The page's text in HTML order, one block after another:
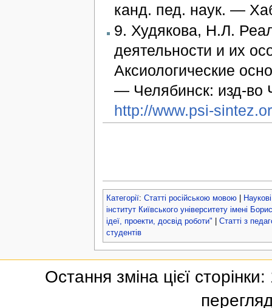
канд. пед. наук. —
9. Худякова, Н.Л.
деятельности и их
Аксиологические
— Челябинск: изд-во
http://www.psi-
Категорії: Статті російською мовою|
інститут Київського університету імені
ідеї, проекти, досвід роботи"
Статті з
студентів
Остання зміна цієї